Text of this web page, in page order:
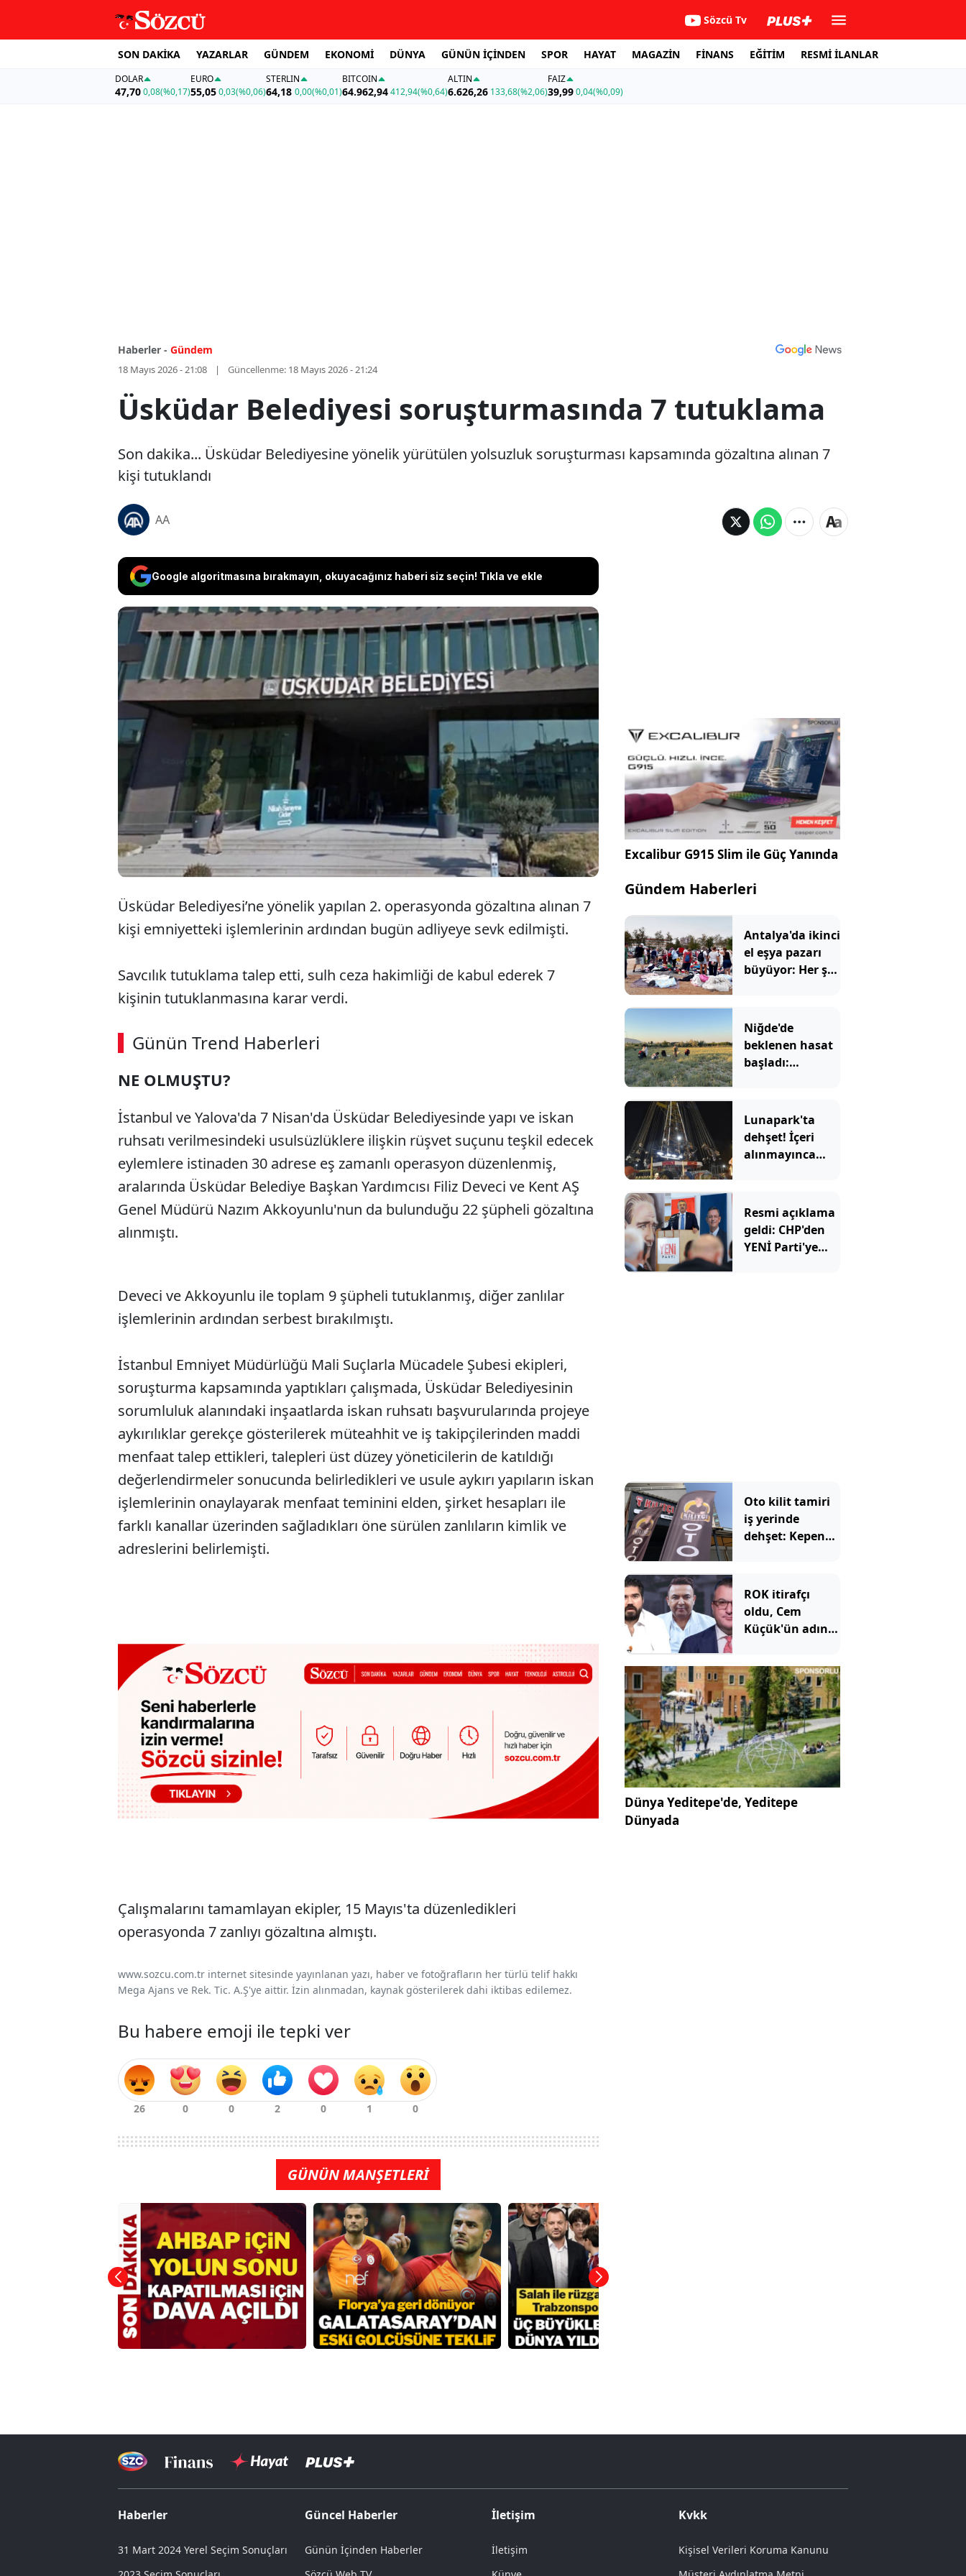
Sözcü Tv
SON DAKİKA YAZARLAR GÜNDEM EKONOMİ DÜNYA GÜNÜN İÇİNDEN SPOR HAYAT MAGAZİN FİNANS EĞİTİM RESMİ İLANLAR
DOLAR
47,700,08(%0,17)
EURO
55,05 0,03(%0,06)
STERLIN
64,18 0,00(%0,01)
BITCOIN
64.962,94412,94(%0,64)
ALTIN
6.626,26 133,68(%2,06)
FAİZ
39,990,04(%0,09)
Haberler - Gündem
18 Mayıs 2026 - 21:08 Güncellenme: 18 Mayıs 2026 - 21:24
Üsküdar Belediyesi soruşturmasında 7 tutuklama
Son dakika... Üsküdar Belediyesine yönelik yürütülen yolsuzluk soruşturması kapsamında gözaltına alınan 7
kişi tutuklandı
AA
Google algoritmasına bırakmayın, okuyacağınız haberi siz seçin! Tıkla ve ekle
Son dakika... Üsküdar Belediyesine yönelik
yürütülen yolsuzluk soruşturması kapsamında
gözaltına alınan 7 kişi tutuklandı
Üsküdar Belediyesi’ne yönelik yapılan 2. operasyonda gözaltına alınan 7
kişi emniyetteki işlemlerinin ardından bugün adliyeye sevk edilmişti.
Savcılık tutuklama talep etti, sulh ceza hakimliği de kabul ederek 7
kişinin tutuklanmasına karar verdi.
Günün Trend Haberleri
NE OLMUŞTU?
İstanbul ve Yalova'da 7 Nisan'da Üsküdar Belediyesinde yapı ve iskan
ruhsatı verilmesindeki usulsüzlüklere ilişkin rüşvet suçunu teşkil edecek
eylemlere istinaden 30 adrese eş zamanlı operasyon düzenlenmiş,
aralarında Üsküdar Belediye Başkan Yardımcısı Filiz Deveci ve Kent AŞ
Genel Müdürü Nazım Akkoyunlu'nun da bulunduğu 22 şüpheli gözaltına
alınmıştı.
Deveci ve Akkoyunlu ile toplam 9 şüpheli tutuklanmış, diğer zanlılar
işlemlerinin ardından serbest bırakılmıştı.
İstanbul Emniyet Müdürlüğü Mali Suçlarla Mücadele Şubesi ekipleri,
soruşturma kapsamında yaptıkları çalışmada, Üsküdar Belediyesinin
sorumluluk alanındaki inşaatlarda iskan ruhsatı başvurularında projeye
aykırılıklar gerekçe gösterilerek müteahhit ve iş takipçilerinden maddi
menfaat talep ettikleri, talepleri üst düzey yöneticilerin de katıldığı
değerlendirmeler sonucunda belirledikleri ve usule aykırı yapıların iskan
işlemlerinin onaylayarak menfaat teminini elden, şirket hesapları ile
farklı kanallar üzerinden sağladıkları öne sürülen zanlıların kimlik ve
adreslerini belirlemişti.
Çalışmalarını tamamlayan ekipler, 15 Mayıs'ta düzenledikleri
operasyonda 7 zanlıyı gözaltına almıştı.
www.sozcu.com.tr internet sitesinde yayınlanan yazı, haber ve fotoğrafların her türlü telif hakkı
Mega Ajans ve Rek. Tic. A.Ş'ye aittir. İzin alınmadan, kaynak gösterilerek dahi iktibas edilemez.
Bu habere emoji ile tepki ver
GÜNÜN MANŞETLERİ
Excalibur G915 Slim ile Güç Yanında
Gündem Haberleri
Antalya'da ikinci
el eşya pazarı
büyüyor: Her şey
Niğde'de
beklenen hasat
başladı:
Lunapark'ta
dehşet! İçeri
alınmayınca
Resmi açıklama
geldi: CHP'den
YENİ Parti'ye
Oto kilit tamiri
iş yerinde
dehşet: Kepeng
ROK itirafçı
oldu, Cem
Küçük'ün adını
Dünya Yeditepe'de, Yeditepe
Dünyada
Haberler
31 Mart 2024 Yerel Seçim Sonuçları
Güncel Haberler
Günün İçinden Haberler
İletişim
İletişim
Kvkk
Kişisel Verileri Koruma Kanunu